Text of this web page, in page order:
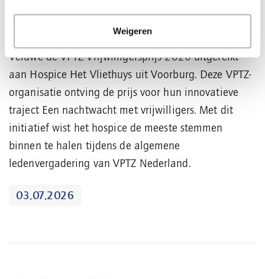
Weigeren
Vrijwilligersprijs 2026
Op 19 mei 2026 is in Het Nationale Park De Hoge
Veluwe de VPTZ Vrijwilligersprijs 2026 uitgereikt
aan Hospice Het Vliethuys uit Voorburg. Deze VPTZ-
organisatie ontving de prijs voor hun innovatieve
traject Een nachtwacht met vrijwilligers. Met dit
initiatief wist het hospice de meeste stemmen
binnen te halen tijdens de algemene
ledenvergadering van VPTZ Nederland.
03.07.2026